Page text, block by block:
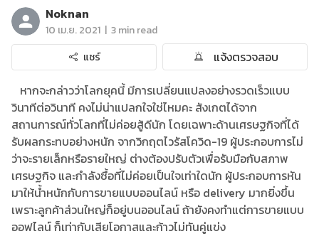
Noknan
10 เม.ย. 2021 | 3 min read
แชร์
แจ้งตรวจสอบ
หากจะกล่าวว่าโลกยุคนี้ มีการเปลี่ยนแปลงอย่างรวดเร็วแบบ
วินาทีต่อวินาที คงไม่น่าแปลกใจใช่ไหมคะ สังเกตได้จาก
สถานการณ์ทั่วโลกที่ไม่ค่อยสู้ดีนัก โดยเฉพาะด้านเศรษฐกิจที่ได้
รับผลกระทบอย่างหนัก จากวิกฤตไวรัสโควิด-19 ผู้ประกอบการไม่
ว่าจะรายเล็กหรือรายใหญ่ ต่างต้องปรับตัวเพื่อรับมือกับสภาพ
เศรษฐกิจ และกำลังซื้อที่ไม่ค่อยเป็นใจเท่าใดนัก ผู้ประกอบการหัน
มาให้น้ำหนักกับการขายแบบออนไลน์ หรือ delivery มากยิ่งขึ้น
เพราะลูกค้าส่วนใหญ่ก็อยู่บนออนไลน์ ถ้ายังคงทำแต่การขายแบบ
ออฟไลน์ ก็เท่ากับเสียโอกาสและก้าวไม่ทันคู่แข่ง